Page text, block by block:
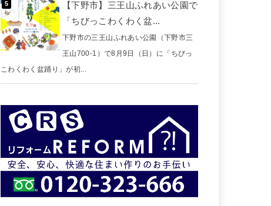
【下野市】三王山ふれあい公園で
「ちびっこわくわく盆...
下野市の三王山ふれあい公園（下野市三
王山700-1）で8月9日（日）に「ちびっ
こわくわく盆踊り」が初...